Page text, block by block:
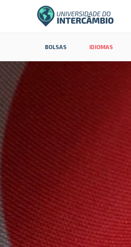
BOLSAS IDIOMAS